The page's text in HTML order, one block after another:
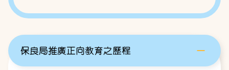
保良局推廣正向教育之歷程